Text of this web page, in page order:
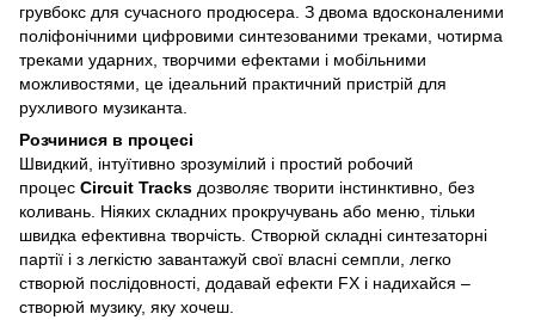
грувбокс для сучасного продюсера. З двома вдосконаленими
поліфонічними цифровими синтезованими треками, чотирма
треками ударних, творчими ефектами і мобільними
можливостями, це ідеальний практичний пристрій для
рухливого музиканта.
Розчинися в процесі
Швидкий, інтуїтивно зрозумілий і простий робочий
процес Circuit Tracks дозволяє творити інстинктивно, без
коливань. Ніяких складних прокручувань або меню, тільки
швидка ефективна творчість. Створюй складні синтезаторні
партії і з легкістю завантажуй свої власні семпли, легко
створюй послідовності, додавай ефекти FX і надихайся –
створюй музику, яку хочеш.